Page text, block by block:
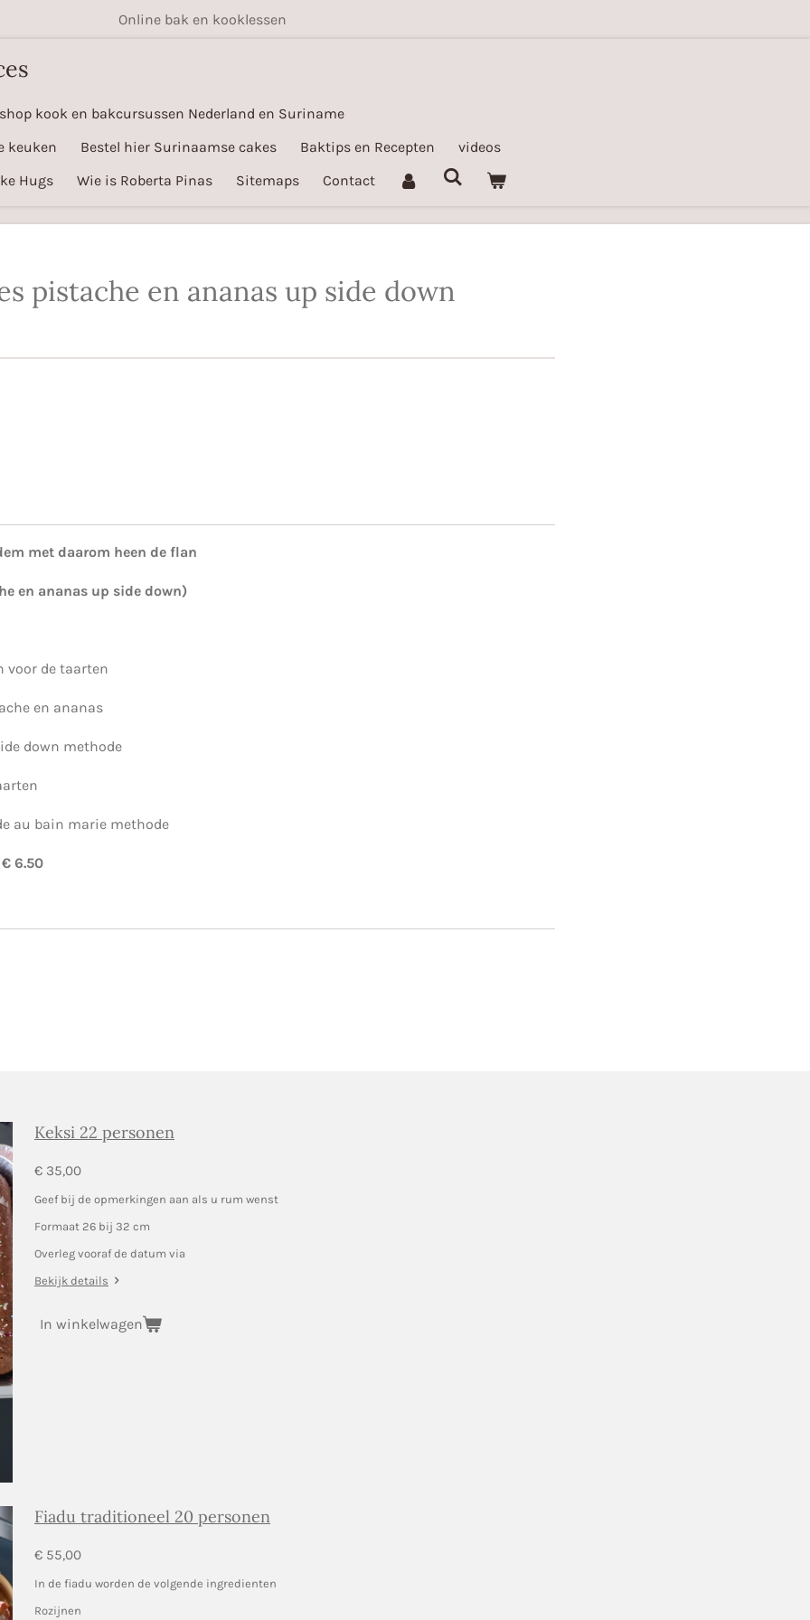
Online bak en kooklessen
kook en bakcursussen Nederland en Suriname
keuken
Bestel hier Surinaamse cakes Baktips en Recepten
videos
Hugs
Wie is Roberta Pinas Sitemaps Contact
pistache en ananas up side down
met daarom heen de flan
en ananas up side down)
voor de taarten
en ananas
down methode
au bain marie methode
6.50
Keksi 22 personen
€ 35,00
Geef bij de opmerkingen aan als u rum wenst
Formaat 26 bij 32 cm
Overleg vooraf de datum via
Bekijk details
In winkelwagen
Fiadu traditioneel 20 personen
€ 55,00
In de fiadu worden de volgende ingredienten
Rozijnen